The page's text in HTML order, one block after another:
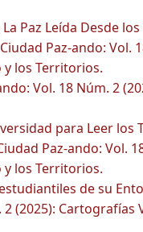
La Paz Leída Desde
Ciudad Paz-ando: Vol.
y los Territorios.
Vol. 18 Núm. 2
para Leer los
Paz-ando: Vol.
y los Territorios.
de su
(2025): Cartografías